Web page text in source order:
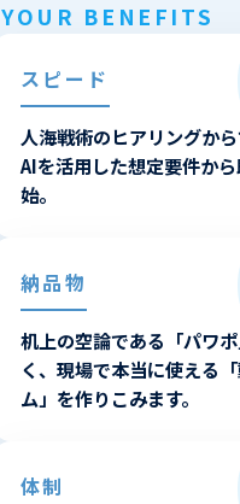
YOUR BENEFITS
スピード
人海戦術のヒアリングから
AIを活用した想定要件か
始。
納品物
机上の空論である「パワ
く、現場で本当に使える
ム」を作りこみます。
体制